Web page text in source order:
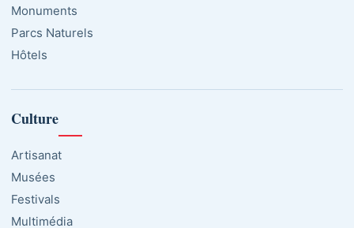
Monuments
Parcs Naturels
Hôtels
Culture
Artisanat
Musées
Festivals
Multimédia